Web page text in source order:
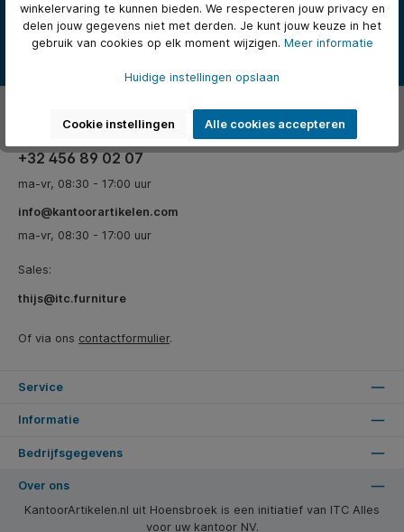
Deze site wordt beschermd door reCAPTCHA en de GooglePrivacybeleiden
zijn van toepassing.
Door verder te gaan bevestigt u dat u onze
Ondersteuning en advies via:
+32 456 89 02 07
ma-vr, 08:30 - 17:00 uur
info@kantoorartikelen.com
ma-vr, 08:30 - 17:00 uur
Sales:
thijs@itc.furniture
Of via ons contactformulier.
Service
Informatie
Bedrijfsgegevens
Over ons
KantoorArtikelen.nl uit Hoensbroek is een initiatief van ITC Alles
voor uw kantoor NV.
winkelervaring te kunnen bieden. We respecteren jouw privacy en
delen jouw gegevens niet met derden. Je kunt jouw keuze in het
gebruik van cookies op elk moment wijzigen. Meer informatie
Huidige instellingen opslaan
Cookie instellingen Alle cookies accepteren